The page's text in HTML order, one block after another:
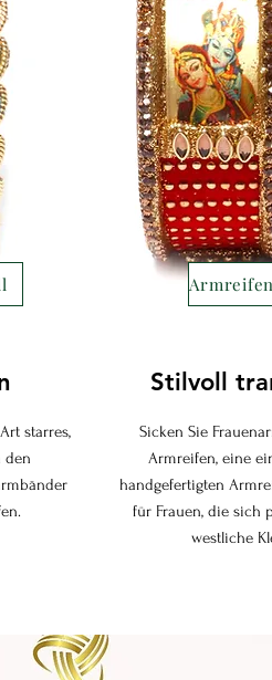
starres,
den
Stilvoll
Sicken Sie
Armreifen, eine
handgefertigten
für Frauen, die sich
westliche